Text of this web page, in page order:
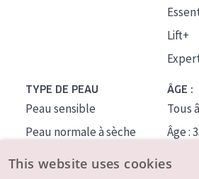
Lift+
TYPE DE PEAU
Peau sensible
Peau normale à sèche
Peau mixte ou grasse
ÂGE :
Tous
Âge :
This website uses cookies